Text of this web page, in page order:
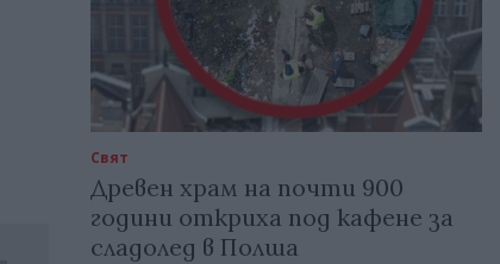
Свят
Древен храм на почти 900
години откриха под кафене за
сладолед в Полша